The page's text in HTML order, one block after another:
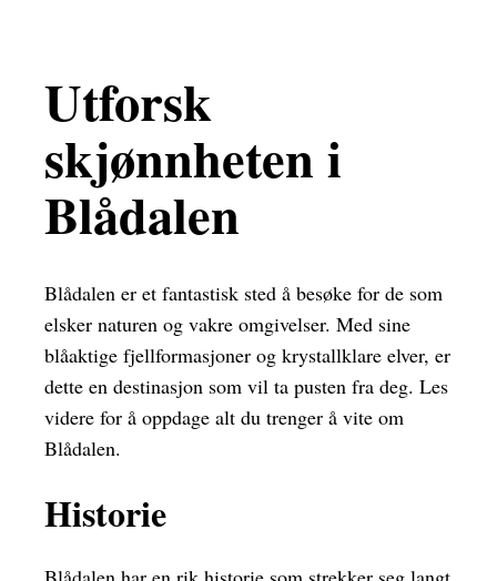
Utforsk
skjønnheten i
Blådalen
Blådalen er et fantastisk sted å besøke for de som
elsker naturen og vakre omgivelser. Med sine
blåaktige fjellformasjoner og krystallklare elver, er
dette en destinasjon som vil ta pusten fra deg. Les
videre for å oppdage alt du trenger å vite om
Blådalen.
Historie